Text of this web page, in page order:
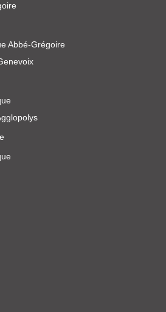
Abbé-Grégoire